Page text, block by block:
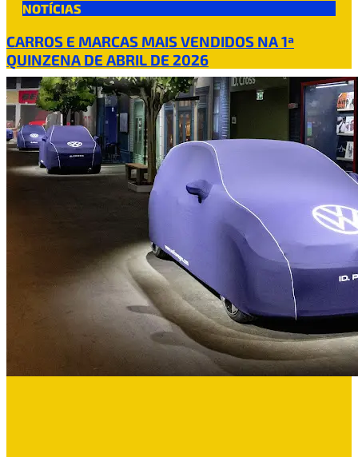
NOTÍCIAS
CARROS E MARCAS MAIS VENDIDOS NA 1ª
QUINZENA DE ABRIL DE 2026